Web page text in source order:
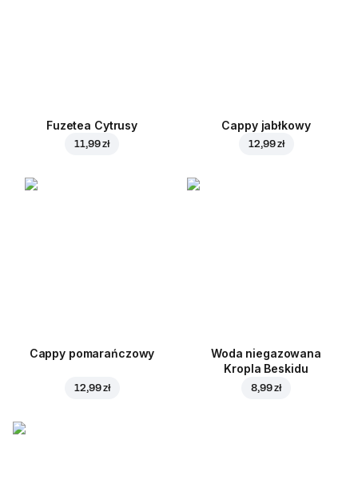
Fuzetea Cytrusy
11,99 zł
Cappy jabłkowy
12,99 zł
Cappy pomarańczowy
12,99 zł
Woda niegazowana
Kropla Beskidu
8,99 zł